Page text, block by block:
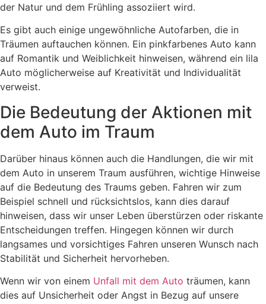
der Natur und dem Frühling assoziiert wird.
Es gibt auch einige ungewöhnliche Autofarben, die in
Träumen auftauchen können. Ein pinkfarbenes Auto kann
auf Romantik und Weiblichkeit hinweisen, während ein lila
Auto möglicherweise auf Kreativität und Individualität
verweist.
Die Bedeutung der Aktionen mit
dem Auto im Traum
Darüber hinaus können auch die Handlungen, die wir mit
dem Auto in unserem Traum ausführen, wichtige Hinweise
auf die Bedeutung des Traums geben. Fahren wir zum
Beispiel schnell und rücksichtslos, kann dies darauf
hinweisen, dass wir unser Leben überstürzen oder riskante
Entscheidungen treffen. Hingegen können wir durch
langsames und vorsichtiges Fahren unseren Wunsch nach
Stabilität und Sicherheit hervorheben.
Wenn wir von einem Unfall mit dem Auto träumen, kann
dies auf Unsicherheit oder Angst in Bezug auf unsere